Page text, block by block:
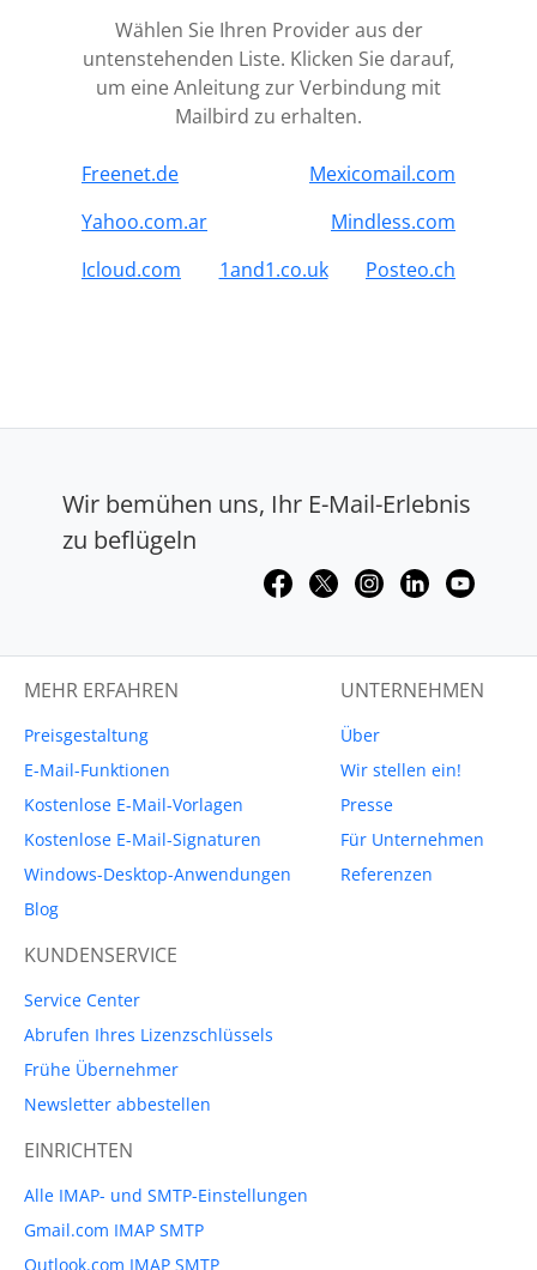
Wählen Sie Ihren Provider aus der
untenstehenden Liste. Klicken Sie darauf,
um eine Anleitung zur Verbindung mit
Mailbird zu erhalten.
Freenet.de
Mexicomail.com
Yahoo.com.ar
Mindless.com
Icloud.com
1and1.co.uk Posteo.ch
Wir bemühen uns, Ihr E-Mail-Erlebnis
zu beflügeln
MEHR ERFAHREN
Preisgestaltung
E-Mail-Funktionen
Kostenlose E-Mail-Vorlagen
Kostenlose E-Mail-Signaturen
Windows-Desktop-Anwendungen
Blog
UNTERNEHMEN
Über
Wir stellen ein!
Presse
Für Unternehmen
Referenzen
KUNDENSERVICE
Service Center
Abrufen Ihres Lizenzschlüssels
Frühe Übernehmer
Newsletter abbestellen
EINRICHTEN
Alle IMAP- und SMTP-Einstellungen
Gmail.com IMAP SMTP
Outlook.com IMAP SMTP